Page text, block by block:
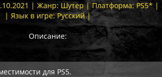
| Жанр: Шутер | Платформа: PS5* |
| Язык в игре: Русский |
Описание:
для PS5.